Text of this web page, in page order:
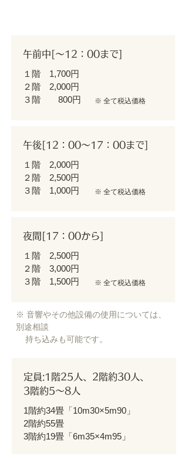
午前中[～12：00まで]
１階 1,700円
２階 2,000円
３階 800円
​※ 全て税込価格
午後[12：00～17：00まで]
１階 2,000円
２階 2,500円
３階 1,000円
​※ 全て税込価格
夜間[17：00から]
１階 2,500円
２階 3,000円
３階 1,500円
​※ 全て税込価格
※ 音響やその他設備の使用については、
別途相談
​ 持ち込みも可能です。
定員:1階25人、2階約30人、
3階約5～8人
1階約34畳「10m30×5m90」
2階約55畳
3階約19畳「6m35×4m95」